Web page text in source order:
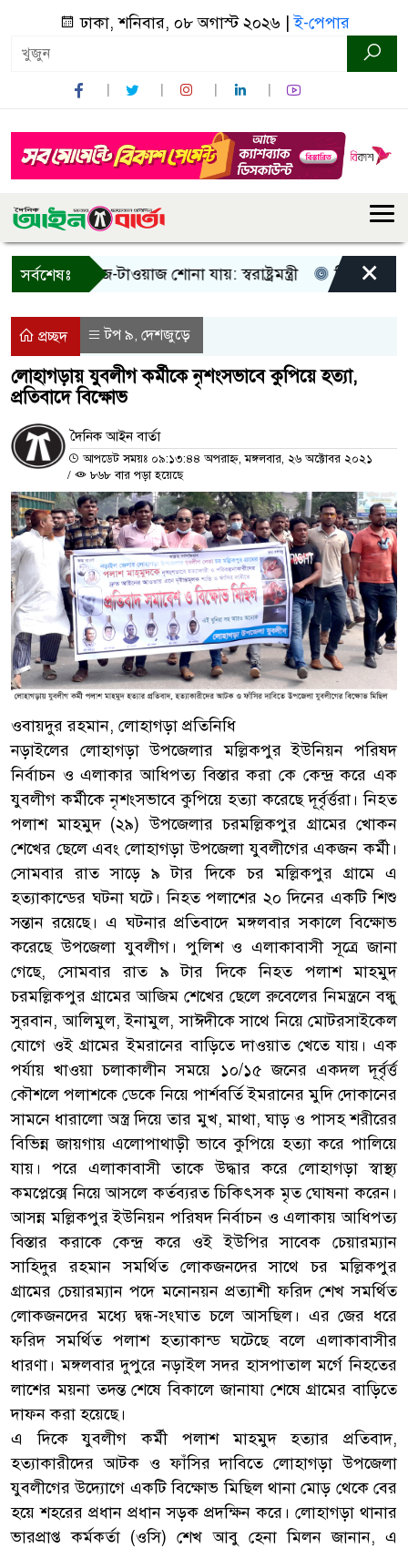
ঢাকা, শনিবার, ০৮ অগাস্ট ২০২৬ |ই-পেপার
সর্বশেষঃ
শুধু আওয়াজ-টাওয়াজ শোনা যায়: স্বরাষ্ট্রমন্ত্রী তিন দিনের
×
প্রচ্ছদ টপ ৯, দেশজুড়ে
লোহাগড়ায় যুবলীগ কর্মীকে নৃশংসভাবে কুপিয়ে হত্যা,
প্রতিবাদে বিক্ষোভ
দৈনিক আইন বার্তা
আপডেট সময়ঃ ০৯:১৩:৪৪ অপরাহ্ন, মঙ্গলবার, ২৬ অক্টোবর ২০২১
/
৮৬৮ বার পড়া হয়েছে
ওবায়দুর রহমান, লোহাগড়া প্রতিনিধি
নড়াইলের লোহাগড়া উপজেলার মল্লিকপুর ইউনিয়ন পরিষদ
নির্বাচন ও এলাকার আধিপত্য বিস্তার করা কে কেন্দ্র করে এক
যুবলীগ কর্মীকে নৃশংসভাবে কুপিয়ে হত্যা করেছে দূর্বৃর্ত্তরা। নিহত
পলাশ মাহমুদ (২৯) উপজেলার চরমল্লিকপুর গ্রামের খোকন
শেখের ছেলে এবং লোহাগড়া উপজেলা যুবলীগের একজন কর্মী।
সোমবার রাত সাড়ে ৯ টার দিকে চর মল্লিকপুর গ্রামে এ
হত্যাকান্ডের ঘটনা ঘটে। নিহত পলাশের ২০ দিনের একটি শিশু
সন্তান রয়েছে। এ ঘটনার প্রতিবাদে মঙ্গলবার সকালে বিক্ষোভ
করেছে উপজেলা যুবলীগ। পুলিশ ও এলাকাবাসী সূত্রে জানা
গেছে, সোমবার রাত ৯ টার দিকে নিহত পলাশ মাহমুদ
চরমল্লিকপুর গ্রামের আজিম শেখের ছেলে রুবেলের নিমন্ত্রনে বন্ধু
সুরবান, আলিমুল, ইনামুল, সাঈদীকে সাথে নিয়ে মোটরসাইকেল
যোগে ওই গ্রামের ইমরানের বাড়িতে দাওয়াত খেতে যায়। এক
পর্যায় খাওয়া চলাকালীন সময়ে ১০/১৫ জনের একদল দূর্বৃর্ত্ত
কৌশলে পলাশকে ডেকে নিয়ে পার্শবর্তি ইমরানের মুদি দোকানের
সামনে ধারালো অস্ত্র দিয়ে তার মুখ, মাথা, ঘাড় ও পাসহ শরীরের
বিভিন্ন জায়গায় এলোপাথাড়ী ভাবে কুপিয়ে হত্যা করে পালিয়ে
যায়। পরে এলাকাবাসী তাকে উদ্ধার করে লোহাগড়া স্বাস্থ্য
কমপ্লেক্সে নিয়ে আসলে কর্তব্যরত চিকিৎসক মৃত ঘোষনা করেন।
আসন্ন মল্লিকপুর ইউনিয়ন পরিষদ নির্বাচন ও এলাকায় আধিপত্য
বিস্তার করাকে কেন্দ্র করে ওই ইউপির সাবেক চেয়ারম্যান
সাহিদুর রহমান সমর্থিত লোকজনদের সাথে চর মল্লিকপুর
গ্রামের চেয়ারম্যান পদে মনোনয়ন প্রত্যাশী ফরিদ শেখ সমর্থিত
লোকজনদের মধ্যে দ্বন্ধ-সংঘাত চলে আসছিল। এর জের ধরে
ফরিদ সমর্থিত পলাশ হত্যাকান্ড ঘটেছে বলে এলাকাবাসীর
ধারণা। মঙ্গলবার দুপুরে নড়াইল সদর হাসপাতাল মর্গে নিহতের
লাশের ময়না তদন্ত শেষে বিকালে জানাযা শেষে গ্রামের বাড়িতে
দাফন করা হয়েছে।
এ দিকে যুবলীগ কর্মী পলাশ মাহমুদ হত্যার প্রতিবাদ,
হত্যাকারীদের আটক ও ফাঁসির দাবিতে লোহাগড়া উপজেলা
যুবলীগের উদ্যোগে একটি বিক্ষোভ মিছিল থানা মোড় থেকে বের
হয়ে শহরের প্রধান প্রধান সড়ক প্রদক্ষিন করে। লোহাগড়া থানার
ভারপ্রাপ্ত কর্মকর্তা (ওসি) শেখ আবু হেনা মিলন জানান, এ